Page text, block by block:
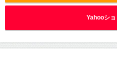
Yahooシ